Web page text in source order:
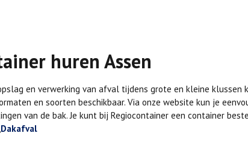
huren Assen
en verwerking van afval tijdens grote en kleine klussen
en soorten beschikbaar. Via onze website kun je
van de bak. Je kunt bij Regiocontainer een container
Dakafval